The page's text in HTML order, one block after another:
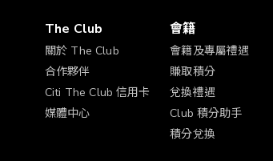
The Club
關於 The Club
合作夥伴
Citi The Club 信用卡
媒體中心
會籍
會籍及專屬禮遇
賺取積分
兌換禮遇
Club 積分助手
積分兌換